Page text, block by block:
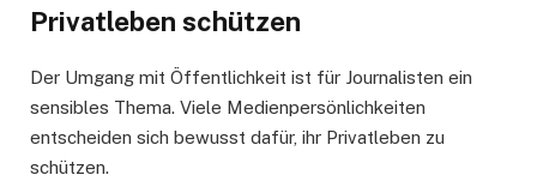
Privatleben schützen
Der Umgang mit Öffentlichkeit ist für Journalisten ein
sensibles Thema. Viele Medienpersönlichkeiten
entscheiden sich bewusst dafür, ihr Privatleben zu
schützen.